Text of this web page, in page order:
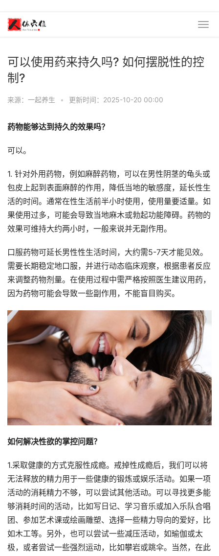
可以使用药来持久吗? 如何摆脱性的控
制?
来源：一起养生 • 更新时间：2025-10-20 00:00
药物能够达到持久的效果吗？
可以。
1. 针对外用药物，例如麻醉药物，可以在男性阴茎的龟头或
包皮上起到表面麻醉的作用，降低当地的敏感度，延长性生
活的时间。通常在性生活前半小时使用，使用量要适量。如
果使用过多，可能会导致当地麻木或勃起功能障碍。药物的
效果可维持大约两小时，一般来说并无副作用。
口服药物可延长男性性生活时间，大约需5-7天才能见效。
需要长期稳定地口服，并进行动态临床观察，根据患者反应
来调整药物剂量。在使用过程中需严格按照医生建议用药，
因为药物可能会导致一些副作用，不能盲目购买。
如何解决性欲的掌控问题？
1.采取健康的方式克服性成瘾。戒掉性成瘾后，我们可以将
无法释放的精力用于一些健康的锻炼或娱乐活动。如果一项
活动的消耗精力不够，可以尝试其他活动。可以寻找更多能
够消耗时间的活动，比如写日记、学习音乐或加入乐队合唱
团、参加艺术课或绘画雕塑、选择一些精力导向的爱好，比
如木工等。另外，也可以尝试一些减压活动，如瑜伽或太
极，或者尝试一些强烈运动，比如攀岩或跳伞。当然，在此